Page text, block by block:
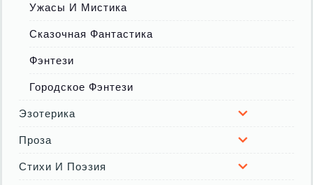
Ужасы И Мистика
Сказочная Фантастика
Фэнтези
Городское Фэнтези
Эзотерика
Проза
Стихи И Поэзия